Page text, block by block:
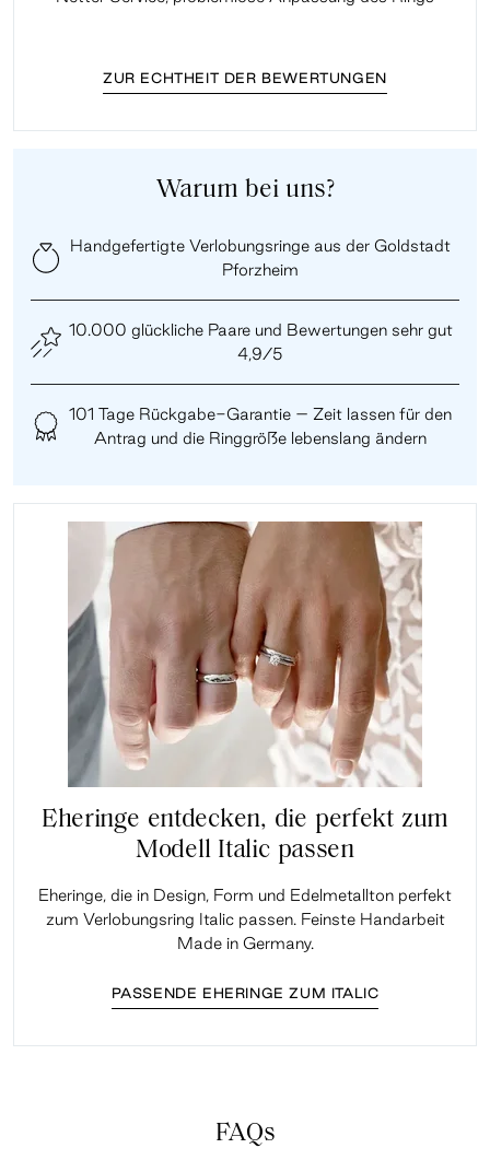
ZUR ECHTHEIT DER BEWERTUNGEN
Warum bei uns?
Handgefertigte Verlobungsringe aus der Goldstadt
Pforzheim
10.000 glückliche Paare und Bewertungen sehr gut
4,9/5
101 Tage Rückgabe-Garantie – Zeit lassen für den
Antrag und die Ringgröße lebenslang ändern
Eheringe entdecken, die perfekt zum
Modell Italic passen
Eheringe, die in Design, Form und Edelmetallton perfekt
zum Verlobungsring Italic passen. Feinste Handarbeit
Made in Germany.
PASSENDE EHERINGE ZUM ITALIC
FAQs